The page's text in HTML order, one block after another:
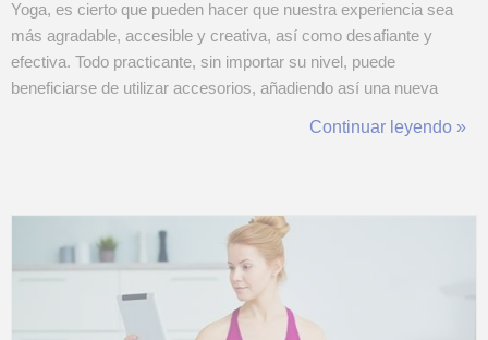
Yoga, es cierto que pueden hacer que nuestra experiencia sea
más agradable, accesible y creativa, así como desafiante y
efectiva. Todo practicante, sin importar su nivel, puede
beneficiarse de utilizar accesorios, añadiendo así una nueva
accesorios pueden ser también una excelente ayuda si buscas
Continuar leyendo »